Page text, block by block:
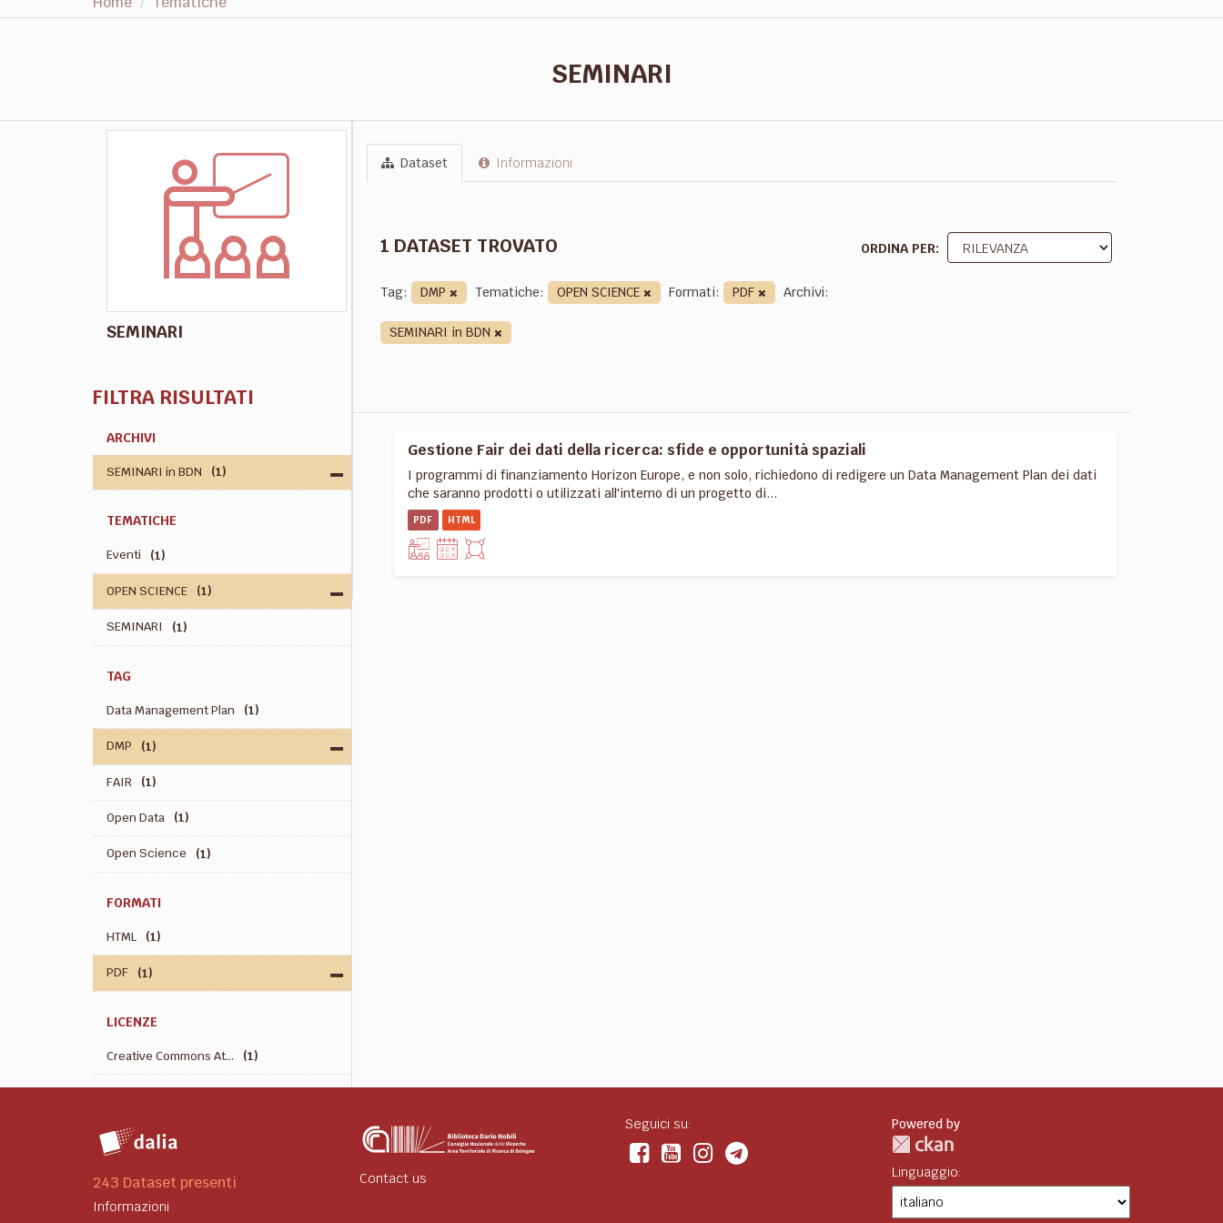
SEMINARI
SEMINARI
FILTRA RISULTATI
ARCHIVI
SEMINARI in BDN (1)
TEMATICHE
Eventi (1)
OPEN SCIENCE (1)
SEMINARI (1)
TAG
Data Management Plan (1)
DMP (1)
FAIR (1)
Open Data (1)
Open Science (1)
FORMATI
HTML (1)
PDF (1)
LICENZE
Creative Commons At... (1)
Dataset Informazioni
ORDINA PER
1 DATASET TROVATO
Tag: DMP Tematiche: OPEN SCIENCE Formati: PDF
Archivi:
SEMINARI in BDN
Gestione Fair dei dati della ricerca: sfide e opportunità spaziali
I programmi di finanziamento Horizon Europe, e non solo, richiedono di redigere un Data Management Plan dei dati
che saranno prodotti o utilizzati all'interno di un progetto di...
PDF HTML
243 Dataset presenti
Informazioni
Contact us
Seguici su: Powered by
Linguaggio